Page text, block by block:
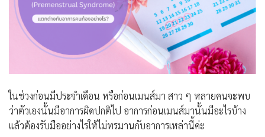
ในช่วงก่อนมีประจำเดือน หรือก่อนเมนส์มา สาว ๆ หลายคนจะพบ
ว่าตัวเองนั้นมีอาการผิดปกติไป อาการก่อนเมนส์มานั้นมีอะไรบ้าง
แล้วต้องรับมืออย่างไรให้ไม่ทรมานกับอาการเหล่านี้ค่ะ